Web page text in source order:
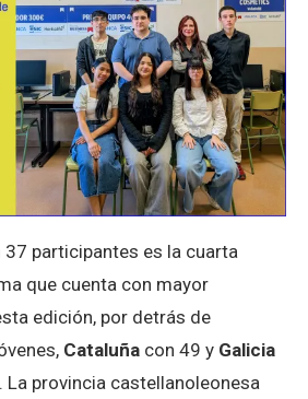
37 participantes es la cuarta
que cuenta con mayor
edición, por detrás de
Cataluña con 49 y Galicia
provincia castellanoleonesa